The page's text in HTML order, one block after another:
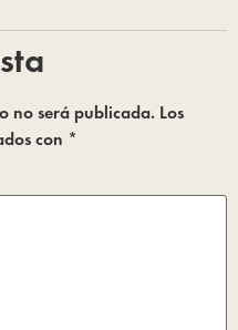
no será publicada. Los
con *